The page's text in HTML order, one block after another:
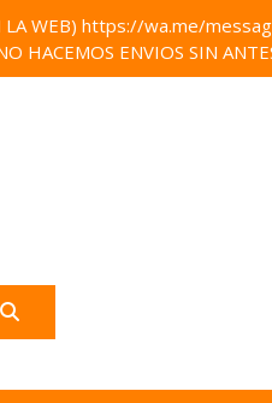
LA WEB) https://wa.me/
HACEMOS ENVIOS SIN